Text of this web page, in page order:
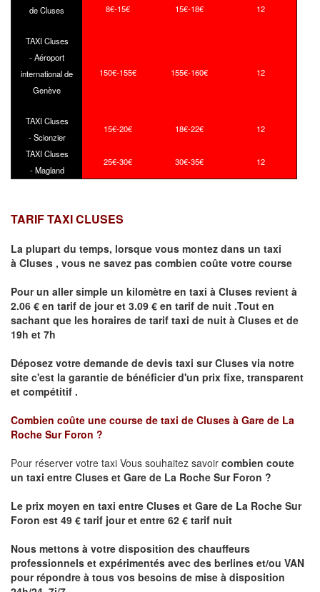
de Cluses
8€-15€ 15€-18€ 12
TAXI Cluses
- Aéroport
international de
Genève
150€-155€ 155€-160€ 12
TAXI Cluses
- Scionzier
15€-20€ 18€-22€ 12
TAXI Cluses
- Magland
25€-30€ 30€-35€ 12
TARIF TAXI CLUSES
La plupart du temps, lorsque vous montez dans un taxi
à Cluses , vous ne savez pas combien coûte votre course
Pour un aller simple un kilomètre en taxi à Cluses revient à
2.06 € en tarif de jour et 3.09 € en tarif de nuit .Tout en
sachant que les horaires de tarif taxi de nuit à Cluses et de
19h et 7h
Déposez votre demande de devis taxi surCluses via notre
site c'est la garantie de bénéficier d'un prix fixe, transparent
et compétitif .
Combien coûte une course de taxi de Cluses à Gare de La
Roche Sur Foron ?
Pour réserver votre taxi Vous souhaitez savoir combien coute
un taxi entre Cluses et Gare de La Roche Sur Foron ?
Le prix moyen en taxi entre Cluses et Gare de La Roche Sur
Foron est 49 € tarif jour et entre 62 € tarif nuit
Nous mettons à votre disposition des chauffeurs
professionnels et expérimentés avec des berlines et/ou VAN
pour répondre à tous vos besoins de mise à disposition